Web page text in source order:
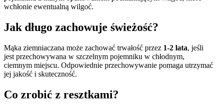
wchłonie ewentualną wilgoć.
Jak długo zachowuje świeżość?
Mąka ziemniaczana może zachować trwałość przez 1-2 lata, jeśli
jest przechowywana w szczelnym pojemniku w chłodnym,
ciemnym miejscu. Odpowiednie przechowywanie pomaga utrzymać
jej jakość i skuteczność.
Co zrobić z resztkami?